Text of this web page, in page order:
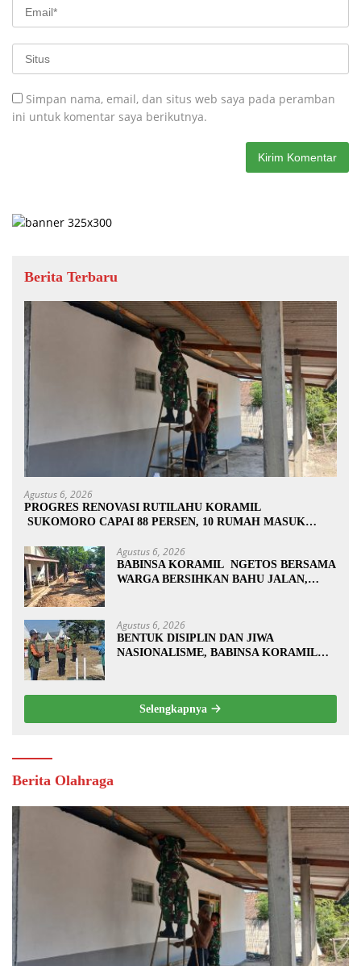
Simpan nama, email, dan situs web saya pada peramban
ini untuk komentar saya berikutnya.
Berita Terbaru
Agustus 6, 2026
PROGRES RENOVASI RUTILAHU KORAMIL
SUKOMORO CAPAI 88 PERSEN, 10 RUMAH MASUK
Agustus 6, 2026
BABINSA KORAMIL NGETOS BERSAMA
WARGA BERSIHKAN BAHU JALAN,
Agustus 6, 2026
BENTUK DISIPLIN DAN JIWA
NASIONALISME, BABINSA KORAMIL
Selengkapnya
Berita Olahraga